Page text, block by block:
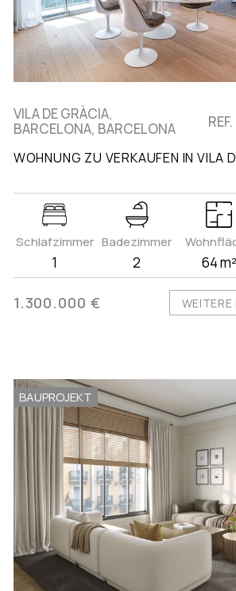
VILA DE GRÀCIA,
BARCELONA, BARCELONA
WOHNUNG ZU VERKAUFEN IN VILA
Schlafzimmer
1
Badezimmer
2 64 m²
1.300.000 €
BAUPROJEKT